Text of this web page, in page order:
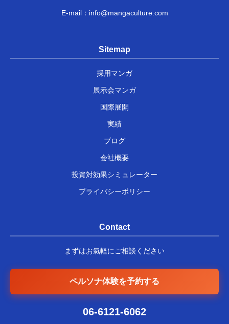
E-mail： info@mangaculture.com
Sitemap
採用マンガ
展示会マンガ
国際展開
実績
ブログ
会社概要
投資対効果シミュレーター
プライバシーポリシー
Contact
まずはお氣軽にご相談ください
ペルソナ体験を予約する
06-6121-6062